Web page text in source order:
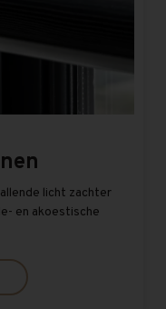
licht zachter
en akoestische